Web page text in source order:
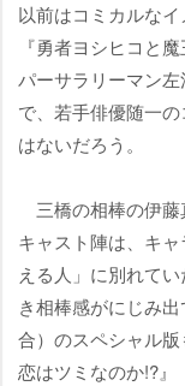
以前はコミカルな
『勇者ヨシヒコと
パーサラリーマン
で、若手俳優随一
はないだろう。
三橋の相棒の伊藤
キャスト陣は、キ
える人」に別れて
き相棒感がにじみ
合）のスペシャル
恋はツミなのか!?』